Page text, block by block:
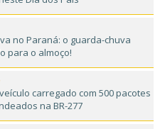
no Paraná: o guarda-chuva
para o almoço!
carregado com 500 pacotes
na BR-277